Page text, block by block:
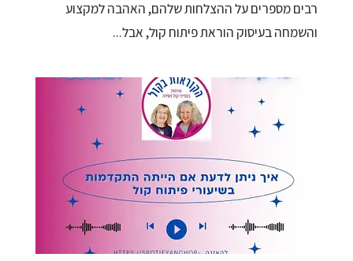
רבים מספרים על ההצלחות שלהם, האהבה למקצוע
והשמחה בעיסוק הוראת פיתוח קול, אבל...